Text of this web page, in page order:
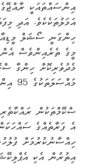
އިންސައްތައަކީ
ހިންގަނީ ސޯޝަލް
މީގެ ތެރެއިންވެސް
މެދުވެރިކޮށް ހިންގާ
މައްސަލަތަކުގެ 95 އިންސައްތައެވެ.
ސްކޭމްތަކުން
އެ ފަރާތެއްގެ
ހިއްސާނުކުރުމަށް
އިތުރުން އެކި